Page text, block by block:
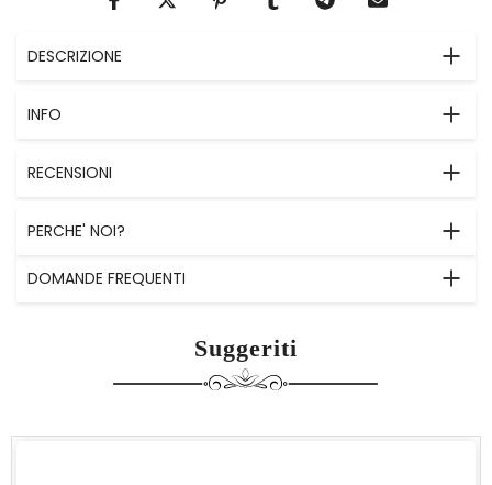
DESCRIZIONE
INFO
RECENSIONI
PERCHE' NOI?
DOMANDE FREQUENTI
Suggeriti